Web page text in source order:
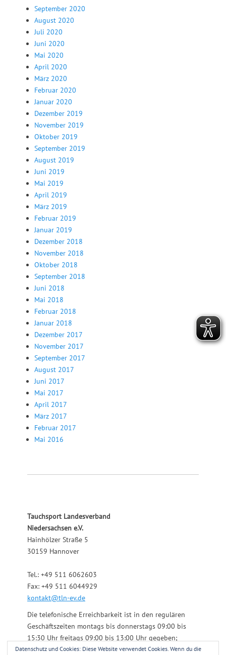
September 2020
August 2020
Juli 2020
Juni 2020
Mai 2020
April 2020
März 2020
Februar 2020
Januar 2020
Dezember 2019
November 2019
Oktober 2019
September 2019
August 2019
Juni 2019
Mai 2019
April 2019
März 2019
Februar 2019
Januar 2019
Dezember 2018
November 2018
Oktober 2018
September 2018
Juni 2018
Mai 2018
Februar 2018
Januar 2018
Dezember 2017
November 2017
September 2017
August 2017
Juni 2017
Mai 2017
April 2017
März 2017
Februar 2017
Mai 2016
Tauchsport Landesverband
Niedersachsen e.V.
Hainhölzer Straße 5
30159 Hannover
Tel.: +49 511 6062603
Fax: +49 511 6044929
kontakt@tln-ev.de
Die telefonische Erreichbarkeit ist in den regulären
Geschäftszeiten montags bis donnerstags 09:00 bis
15:30 Uhr freitags 09:00 bis 13:00 Uhr gegeben;
darüber hinaus über einen angeschlossenen
Datenschutz und Cookies: Diese Website verwendet Cookies. Wenn du die